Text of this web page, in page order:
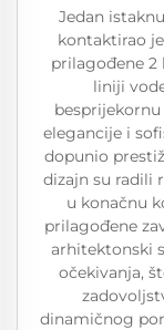
Jedan
kontaktirao
prilagođene
liniji
elegancije i
dopunio
dizajn su radili
u konačnu
prilagođene
arhitektonski
očekivanja,
dinamičnog